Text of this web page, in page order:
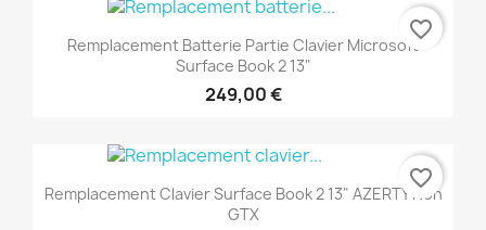
Remplacement Batterie Partie Clavier Microsoft
Surface Book 2 13"
249,00 €
favorite_border
Remplacement Clavier Surface Book 2 13" AZERTY Non
GTX
favorite_border